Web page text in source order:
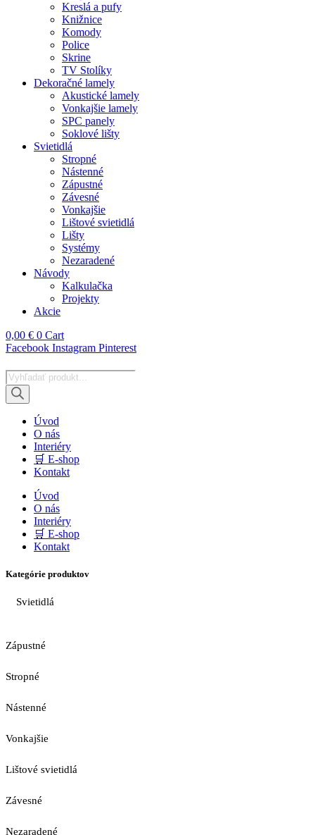
Kreslá a pufy
Knižnice
Komody
Police
Skrine
TV Stolíky
Dekoračné lamely
Akustické lamely
Vonkajšie lamely
SPC panely
Soklové lišty
Svietidlá
Stropné
Nástenné
Zápustné
Závesné
Vonkajšie
Lištové svietidlá
Lišty
Systémy
Nezaradené
Návody
Kalkulačka
Projekty
Akcie
0,00 € 0 Cart
Facebook Instagram Pinterest
Products
search
Úvod
O nás
Interiéry
🛒 E-shop
Kontakt
Úvod
O nás
Interiéry
🛒 E-shop
Kontakt
Kategórie produktov
Svietidlá
Zápustné
Stropné
Nástenné
Vonkajšie
Lištové svietidlá
Závesné
Nezaradené